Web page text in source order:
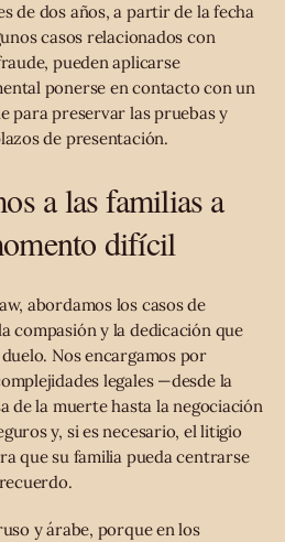
de dos años, a partir de la fecha
casos relacionados con
pueden aplicarse
ponerse en contacto con un
para preservar las pruebas y
de presentación.
a las familias a
difícil
abordamos los casos de
compasión y la dedicación que
Nos encargamos por
legales —desde la
de la muerte hasta la negociación
y, si es necesario, el litigio
que su familia pueda centrarse
y árabe, porque en los